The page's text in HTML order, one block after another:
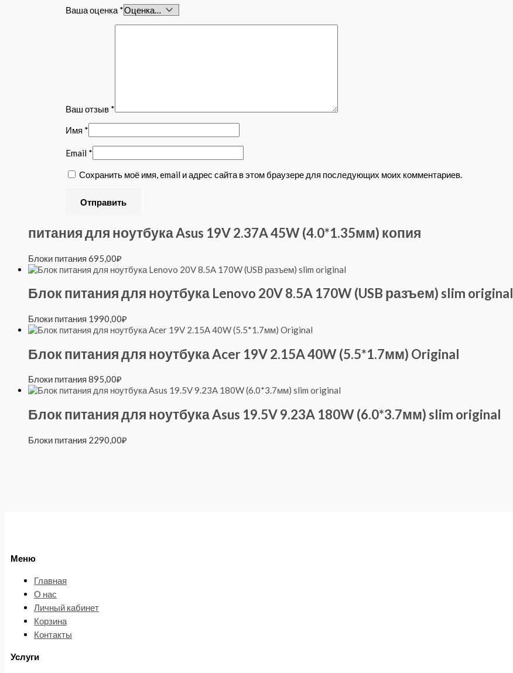
Ваша оценка *
Ваш отзыв *
Имя *
Email *
Сохранить моё имя, email и адрес сайта в этом браузере для последующих моих комментариев.
питания для ноутбука Asus 19V 2.37A 45W (4.0*1.35мм) копия
Блоки питания 695,00₽
Блок питания для ноутбука Lenovo 20V 8.5A 170W (USB разъем) slim original
Блоки питания 1990,00₽
Блок питания для ноутбука Acer 19V 2.15A 40W (5.5*1.7мм) Original
Блоки питания 895,00₽
Блок питания для ноутбука Asus 19.5V 9.23A 180W (6.0*3.7мм) slim original
Блоки питания 2290,00₽
Меню
Главная
О нас
Личный кабинет
Корзина
Контакты
Услуги